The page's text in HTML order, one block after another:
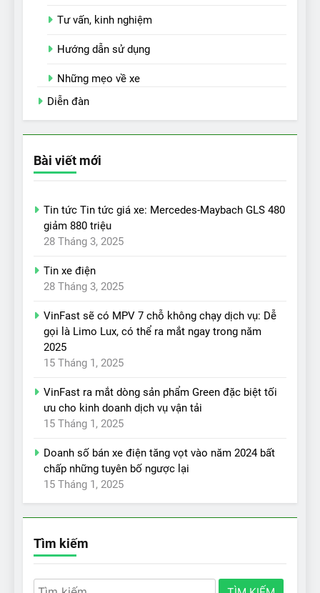
Tư vấn, kinh nghiệm
Hướng dẫn sử dụng
Những mẹo về xe
Diễn đàn
Bài viết mới
Tin tức Tin tức giá xe: Mercedes-Maybach GLS 480
giảm 880 triệu
28 Tháng 3, 2025
Tin xe điện
28 Tháng 3, 2025
VinFast sẽ có MPV 7 chỗ không chạy dịch vụ: Dễ
gọi là Limo Lux, có thể ra mắt ngay trong năm
2025
15 Tháng 1, 2025
VinFast ra mắt dòng sản phẩm Green đặc biệt tối
ưu cho kinh doanh dịch vụ vận tải
15 Tháng 1, 2025
Doanh số bán xe điện tăng vọt vào năm 2024 bất
chấp những tuyên bố ngược lại
15 Tháng 1, 2025
Tìm kiếm
Tìm